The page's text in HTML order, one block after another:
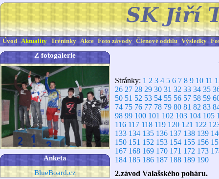
Úvod Aktuality Tréninky Akce Foto závody Členové oddílu Výsledky
Z fotogalerie
Anketa
BlueBoard.cz
Stránky: 1 2 3 4 5 6 7 8 9 10 11
26 27 28 29 30 31 32 33 34 35
50 51 52 53 54 55 56 57 58 59
74 75 76 77 78 79 80 81 82 83
98 99 100 101 102 103 104 105
116 117 118 119 120 121 122
133 134 135 136 137 138 139
150 151 152 153 154 155 156
167 168 169 170 171 172 173
184 185 186 187 188 189 190
2.závod Valašského poháru.